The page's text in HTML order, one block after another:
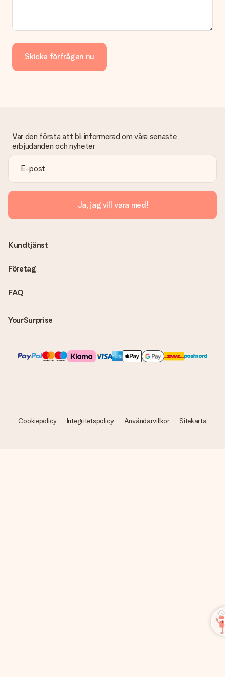
Skicka förfrågan nu
Var den första att bli informerad om våra senaste
erbjudanden och nyheter
Ja, jag vill vara med!
FAQ
YourSurprise
Kundtjänst
Företag
Cookiepolicy Integritetspolicy Användarvillkor Sitekarta